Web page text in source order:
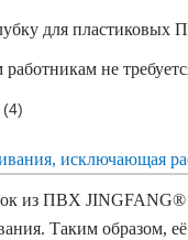
для
не
исключающая
из ПВХ JINGFANG®
Таким образом,